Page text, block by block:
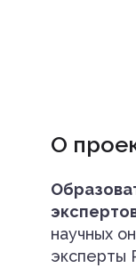
О
научных
эксперты